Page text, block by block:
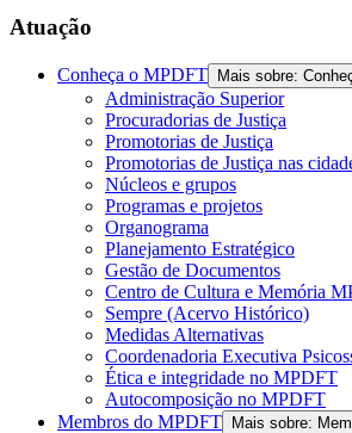
Atuação
Conheça o MPDFT Mais sobre:
Administração Superior
Procuradorias de Justiça
Promotorias de Justiça
Promotorias de Justiça nas
Núcleos e grupos
Programas e projetos
Organograma
Planejamento Estratégico
Gestão de Documentos
Centro de Cultura e Memória
Sempre (Acervo Histórico)
Medidas Alternativas
Coordenadoria Executiva
Ética e integridade no MPDFT
Autocomposição no MPDFT
Membros do MPDFT
Mais sobre: